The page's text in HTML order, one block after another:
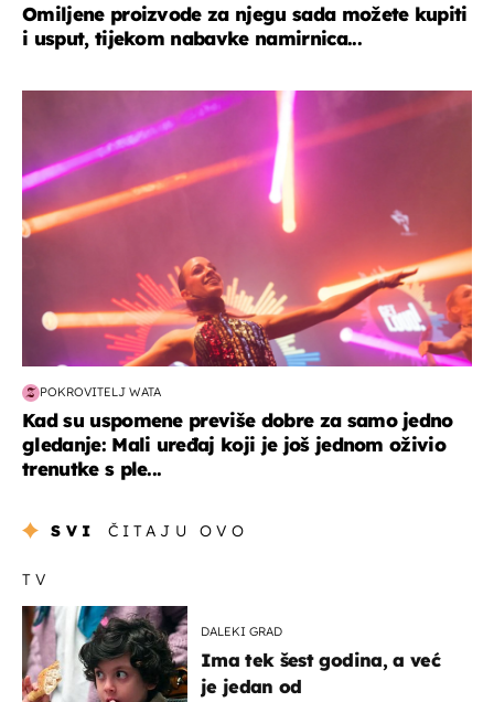
Omiljene proizvode za njegu sada možete kupiti
i usput, tijekom nabavke namirnica...
POKROVITELJ WATA
Kad su uspomene previše dobre za samo jedno
gledanje: Mali uređaj koji je još jednom oživio
trenutke s ple...
SVI ČITAJU OVO
TV
DALEKI GRAD
Ima tek šest godina, a već
je jedan od